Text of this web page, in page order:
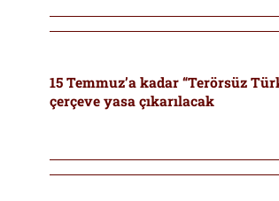
15 Temmuz’a kadar “Terörsüz
çerçeve yasa çıkarılacak